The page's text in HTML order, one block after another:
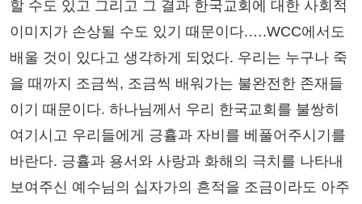
할 수도 있고 그리고 그 결과 한국교회에 대한 사회적
이미지가 손상될 수도 있기 때문이다.….WCC에서도
배울 것이 있다고 생각하게 되었다. 우리는 누구나 죽
을 때까지 조금씩, 조금씩 배워가는 불완전한 존재들
이기 때문이다. 하나님께서 우리 한국교회를 불쌍히
여기시고 우리들에게 긍휼과 자비를 베풀어주시기를
바란다. 긍휼과 용서와 사랑과 화해의 극치를 나타내
보여주신 예수님의 십자가의 흔적을 조금이라도 아주